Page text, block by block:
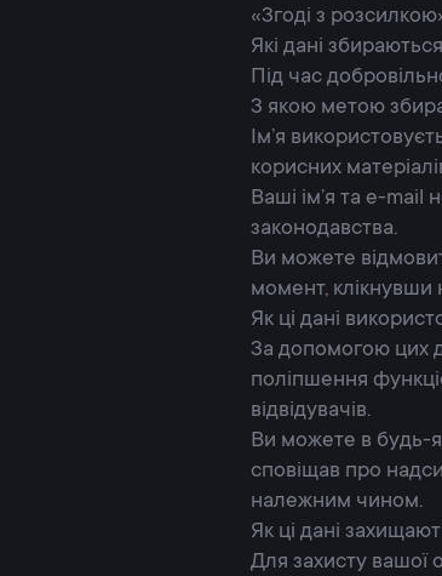
«Згоді з
Які дані
Під час
З якою метою
Ім’я
корисних
Ваші ім’я та e-mail
законодавства.
Ви можете
момент, клікнувши
Як ці дані
За допомогою цих
поліпшення
відвідувачів.
Ви можете в будь-
сповіщав про
належним чином.
Як ці дані
Для захисту вашої